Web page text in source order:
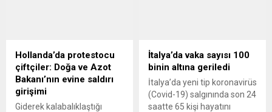
politika konularında farklı
stratejiler ortaya koysa da,
seçim vaatlerinde
Türkiye’nin konumu kritik...
dahil birçok yolu trafiğe
kapatan iklim
aktivistlerinden ikisi üçer ay,
geri kalanı ise dörder ay
hapis...
Hollanda’da protestocu
çiftçiler: Doğa ve Azot
Bakanı’nın evine saldırı
girişimi
Giderek kalabalıklaştığı
İtalya’da vaka sayısı 100
binin altına geriledi
İtalya’da yeni tip koronavirüs
(Covid-19) salgınında son 24
saatte 65 kişi hayatını